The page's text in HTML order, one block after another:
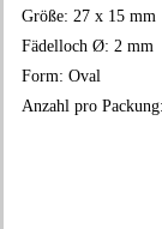
Größe: 27 x 15 mm
Fädelloch Ø: 2 mm
Form: Oval
Anzahl pro Packung: